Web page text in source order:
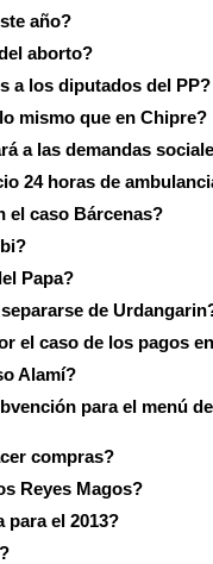
año?
aborto?
a los diputados del PP?
mismo que en Chipre?
a las demandas
24 horas de
el caso Bárcenas?
Papa?
de
el caso de los pagos
Alamí?
para el menú
compras?
Reyes Magos?
para el 2013?